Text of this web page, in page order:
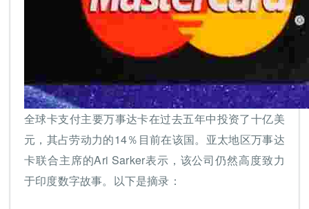
全球卡支付主要万事达卡在过去五年中投资了十亿美
元，其占劳动力的14％目前在该国。亚太地区万事达
卡联合主席的Ari Sarker表示，该公司仍然高度致力
于印度数字故事。以下是摘录：